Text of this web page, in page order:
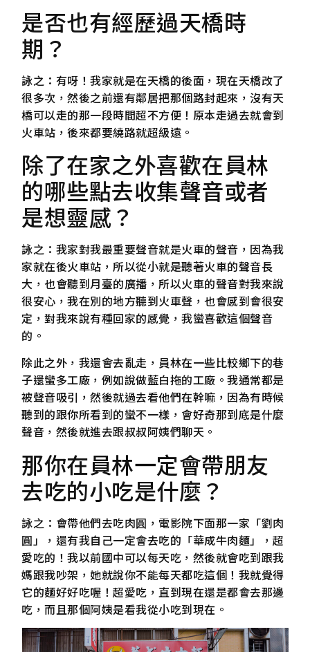
是否也有經歷過天橋時
期？
詠之：有呀！我家就是在天橋的後面，現在天橋改了
很多次，然後之前還有鄰居把那個路封起來，沒有天
橋可以走的那一段時間超不方便！原本走過去就會到
火車站，後來都要繞路就超級遠。
除了在家之外喜歡在員林
的哪些點去收集聲音或者
是想靈感？
詠之：我家對我最重要聲音就是火車的聲音，因為我
家就在後火車站，所以從小就是聽著火車的聲音長
大，也會聽到月臺的廣播，所以火車的聲音對我來說
很安心，我在別的地方聽到火車聲，也會感到會很安
定，對我來說有種回家的感覺，我蠻喜歡這個聲音
的。
除此之外，我還會去亂走，員林在一些比較鄉下的巷
子還蠻多工廠，例如說做藍白拖的工廠。我通常都是
被聲音吸引，然後就過去看他們在幹嘛，因為有時候
聽到的跟你所看到的蠻不一樣，會好奇那到底是什麼
聲音，然後就進去跟叔叔阿姨們聊天。
那你在員林一定會帶朋友
去吃的小吃是什麼？
詠之：會帶他們去吃肉圓，電影院下面那一家「劉肉
圓」，還有我自己一定會去吃的「華成牛肉麵」，超
愛吃的！我以前國中可以每天吃，然後就會吃到跟我
媽跟我吵架，她就說你不能每天都吃這個！我就覺得
它的麵好好吃喔！超愛吃，直到現在還是都會去那邊
吃，而且那個阿姨是看我從小吃到現在。